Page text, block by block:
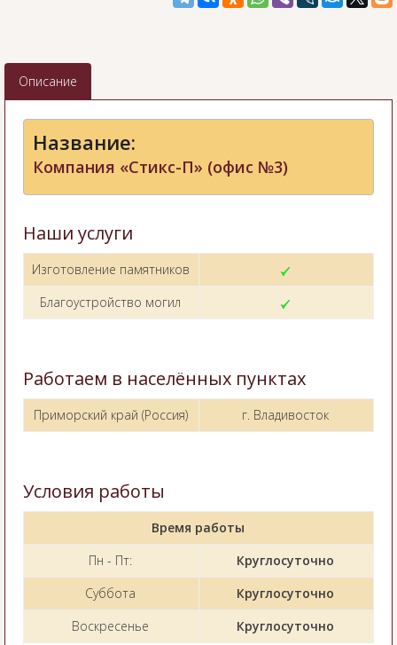
Описание
Название:
Компания «Стикс-П» (офис №3)
Наши услуги
Изготовление памятников
Благоустройство могил
Работаем в населённых пунктах
Приморский край (Россия) г. Владивосток
Условия работы
Время работы
Пн - Пт:
Круглосуточно
Суббота
Круглосуточно
Воскресенье
Круглосуточно